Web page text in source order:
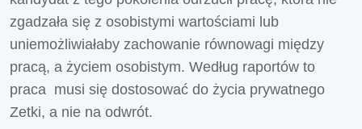
zgadzała się z osobistymi wartościami lub
uniemożliwiałaby zachowanie równowagi między
pracą, a życiem osobistym. Według raportów to
praca musi się dostosować do życia prywatnego
Zetki, a nie na odwrót.